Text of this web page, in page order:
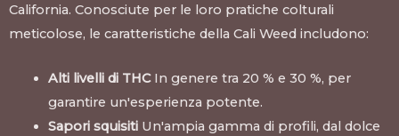
California. Conosciute per le loro pratiche colturali
meticolose, le caratteristiche della Cali Weed includono:
Alti livelli di THCIn genere tra 20 % e 30 %, per
garantire un'esperienza potente.
Sapori squisitiUn'ampia gamma di profili, dal dolce